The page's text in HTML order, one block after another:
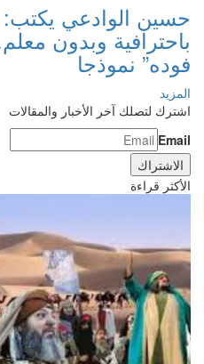
حسين الوادعي يكتب:
باحترافية وبدون
فوده” نموذجا
المزيد
اشترك لتصلك آخر الأخبار والمقالات
Email
الأكثر قراءة